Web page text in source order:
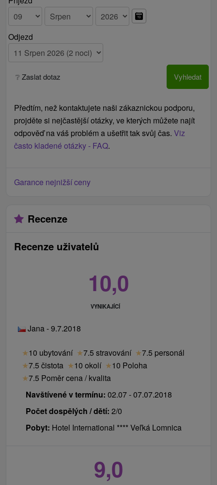
Odjezd
❔ Zaslat dotaz Vyhledat
Předtím, než kontaktujete naši zákaznickou podporu,
projděte si nejčastější otázky, ve kterých můžete najít
odpověď na váš problém a ušetřit tak svůj čas. Viz
často kladené otázky - FAQ.
Garance nejnižší ceny
Recenze
Recenze uživatelů
10,0
VYNIKAJÍCÍ
Jana - 9.7.2018
★10 ubytování ★7.5 stravování ★7.5 personál
★7.5 čistota ★10 okolí ★10 Poloha
★7.5 Poměr cena / kvalita
Navštívené v termínu: 02.07 - 07.07.2018
Počet dospělých / dětí: 2/0
Pobyt: Hotel International **** Veľká Lomnica
9,0